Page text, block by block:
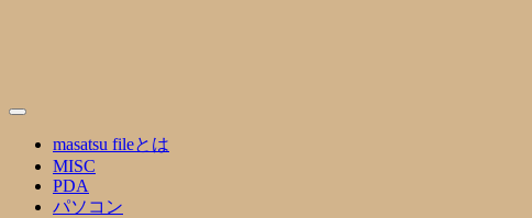
masatsu fileとは
MISC
PDA
パソコン